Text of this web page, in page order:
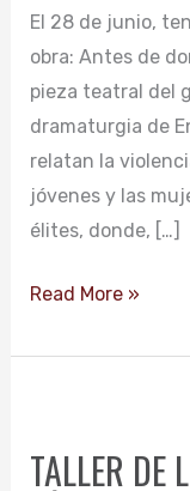
El 28 de junio,
obra: Antes de
pieza teatral del
dramaturgia de
relatan la
jóvenes y las
élites, donde, […]
SUR
Read More »
TALLER DE
LITERATURA: